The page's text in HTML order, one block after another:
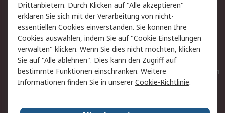
Rechtliches
AGB
Datenschutz
Cookie-Richtlinie
Zahlungsbedingungen
Copyright/Impressum
Entsorgung
Elektrogeräte/Batterien
Drittanbietern. Durch Klicken auf "Alle akzeptieren"
erklären Sie sich mit der Verarbeitung von nicht-
essentiellen Cookies einverstanden. Sie können Ihre
Cookies auswählen, indem Sie auf "Cookie Einstellungen
verwalten" klicken. Wenn Sie dies nicht möchten, klicken
Sie auf "Alle ablehnen". Dies kann den Zugriff auf
bestimmte Funktionen einschränken. Weitere
Informationen finden Sie in unsererCookie-Richtlinie.